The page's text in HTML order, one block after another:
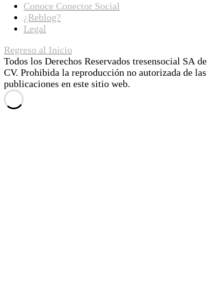
Conoce Conector Social
¿Reblog?
Legal
Regreso al Inicio
Todos los Derechos Reservados tresensocial SA de
CV. Prohibida la reproducción no autorizada de las
publicaciones en este sitio web.